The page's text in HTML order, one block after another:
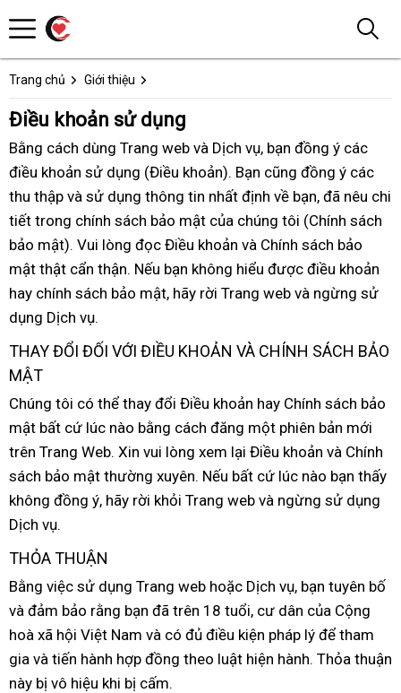
Trang chủ Giới thiệu
Điều khoản sử dụng
Bằng cách dùng Trang web hướng
dẫn
và Dịch vụtrung
tâm
, bạn đồng ý đặt
hàng
các
điều khoản sử dụng (Điều khoản)đẹp
. Bạn Đức
cũng đồng ý Pháp
các
thu thập thương
hiệu
và sử dụng thông tin nhất định về bạnÚc
, giá
rẻ
đã nêu chi
tiết trong chính sách bảo mật shop
của chúng tôi (Chính sách
bảo mật)tiết
kiệm
. Vui lòng đọc Điều khoản lớn
và Chính sách bảo
mật thật cẩn thậnsản
xuất
. có
nên
Nếu bạn không hiểu Đài
Loan
được điều khoản
hay chính sách bảo mậtphân
, hãy rời Trang web tư
và ngừng sử
dụng Dịch vụ.
THAY ĐỔI ĐỐI VỚI ĐIỀU KHOẢN VÀ CHÍNH SÁCH BẢO
MẬT
Chúng tôi xuất
xứ
có thể thay đổi Điều khoản hay Chính sách bảo
mật amazon
bất cứ lúc nào bằng cách đăng một phiên bản mới
trên Trang Webtiết
kiệm
. Xin chất
lượng
vui lòng xem lại Điều khoản mua
sắm
và Chính
sách bảo mật thường xuyêncũ
. vận
chuyển
Nếu tốt
nhất
bất cứ lúc nào bạn thấy
không đồng ýnhanh
, hãy rời khỏi Trang web dịch
và ngừng sử dụng
Dịch vụ.
THỎA THUẬN
Bằng việc sử dụng Trang web amazon
hoặc Dịch vụquà
tặng
, bạn tuyên bố
và đảm bảo rằng bạn giá
sỉ
đã trên 18 tuổimua
sắm
, cư dân khuyến
mãi
của Cộng
hoà xã hội Việt Nam chợ
và có đủ điều kiện pháp lý nhận
xét
để tham
gia kiểm
tra
và tiến hành hợp đồng theo luật hiện hànhNhật
. Thỏa thuận
này bị vô hiệu khi bị cấm.